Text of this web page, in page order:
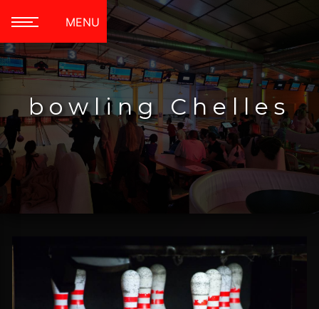
MENU
bowling Chelles
Panneau de gestion des cookies